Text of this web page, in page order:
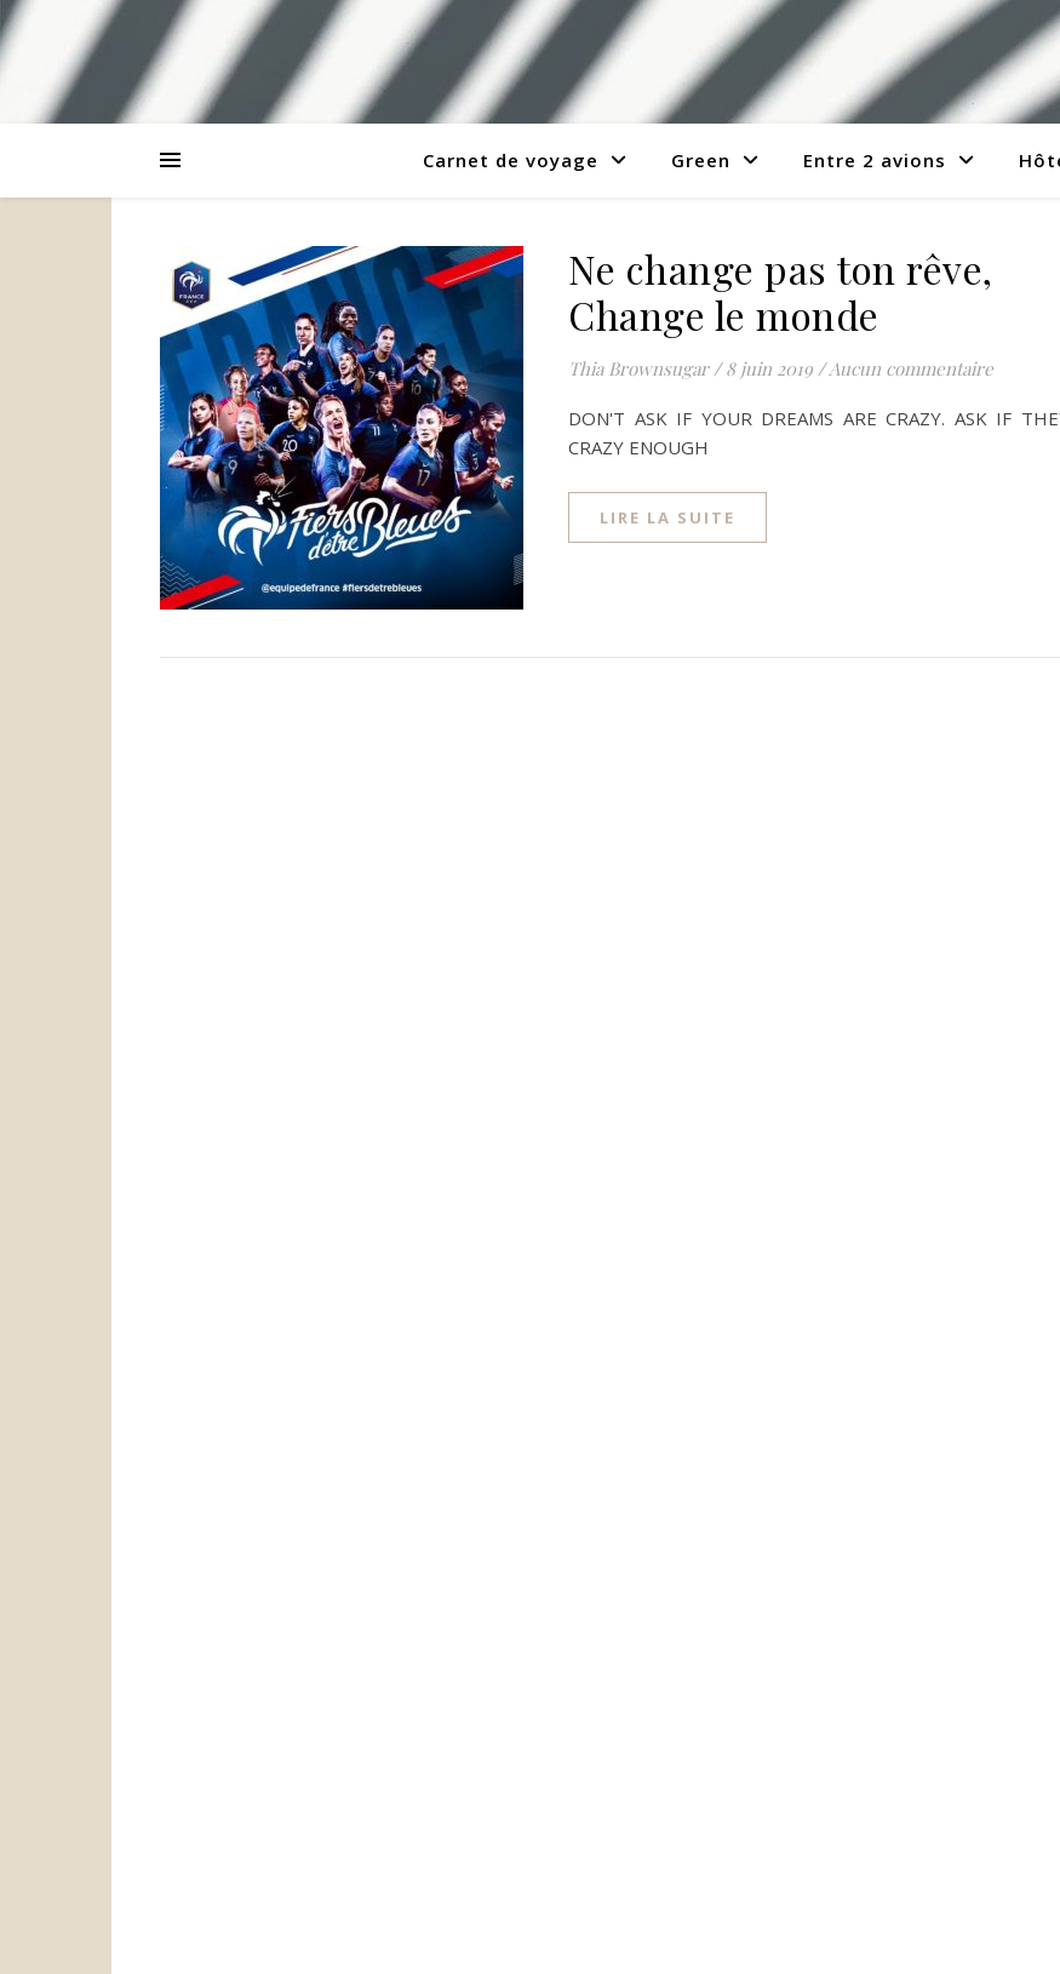
Carnet de voyage Green Entre 2 avions
Ne change pas ton rêve,
Change le monde
Thia Brownsugar / 8 juin 2019 /Aucun commentaire
DON'T ASK IF YOUR DREAMS ARE CRAZY. ASK IF
CRAZY ENOUGH
LIRE LA SUITE